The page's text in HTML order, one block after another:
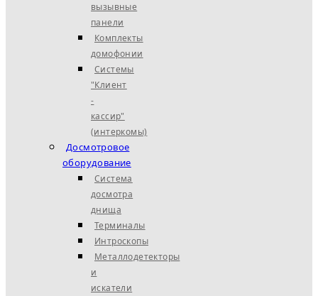
вызывные
панели
Комплекты
домофонии
Системы
"Клиент
-
кассир"
(интеркомы)
Досмотровое
оборудование
Система
досмотра
днища
Терминалы
Интроскопы
Металлодетекторы
и
искатели